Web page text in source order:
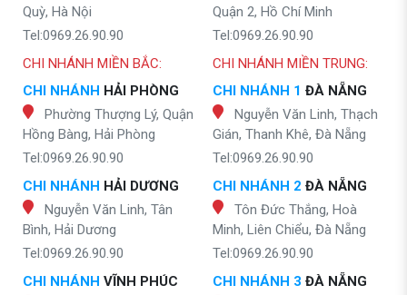
Quỳ, Hà Nội
Tel:0969.26.90.90
Quận 2, Hồ Chí Minh
Tel:0969.26.90.90
CHI NHÁNH MIỀN BẮC:
CHI NHÁNH HẢI PHÒNG
Phường Thượng Lý, Quận
Hồng Bàng, Hải Phòng
Tel:0969.26.90.90
CHI NHÁNH HẢI DƯƠNG
Nguyễn Văn Linh, Tân
Bình, Hải Dương
Tel:0969.26.90.90
CHI NHÁNH VĨNH PHÚC
CHI NHÁNH MIỀN TRUNG:
CHI NHÁNH 1 ĐÀ NẴNG
Nguyễn Văn Linh, Thạch
Gián, Thanh Khê, Đà Nẵng
Tel:0969.26.90.90
CHI NHÁNH 2 ĐÀ NẴNG
Tôn Đức Thắng, Hoà
Minh, Liên Chiểu, Đà Nẵng
Tel:0969.26.90.90
CHI NHÁNH 3 ĐÀ NẴNG